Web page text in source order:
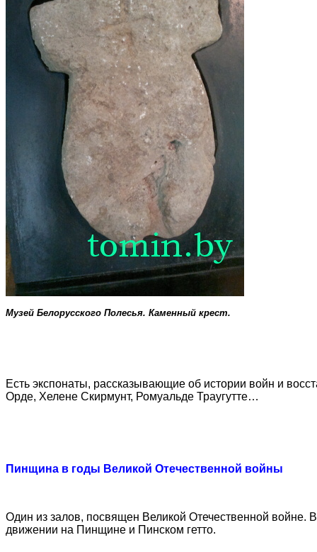
Музей Белорусского Полесья. Каменный крест.
Есть экспонаты, рассказывающие об истории войн и
Орде, Хелене Скирмунт, Ромуальде Траугутте…
Пинщина в годы Великой Отечественной войны
Один из залов, посвящен Великой Отечественной войне.
движении на Пинщине и Пинском гетто.